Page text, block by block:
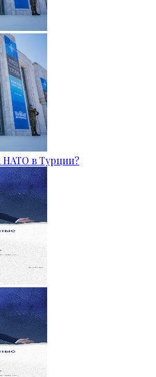
НАТО в Турции?